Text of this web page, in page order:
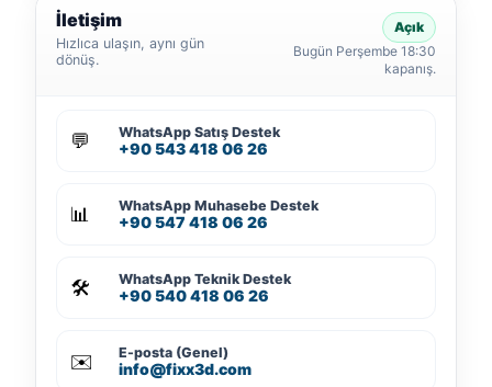
İletişim
Hızlıca ulaşın, aynı gün
dönüş.
Açık
Bugün Perşembe 18:30
kapanış.
💬 WhatsApp Satış Destek
+90 543 418 06 26
📊 WhatsApp Muhasebe Destek
+90 547 418 06 26
🛠️ WhatsApp Teknik Destek
+90 540 418 06 26
✉️ E-posta (Genel)
info@fixx3d.com